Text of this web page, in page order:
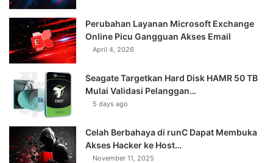
Perubahan Layanan Microsoft Exchange
Online Picu Gangguan Akses Email
April 4, 2026
Seagate Targetkan Hard Disk HAMR 50 TB
Mulai Validasi Pelanggan…
5 days ago
Celah Berbahaya di runC Dapat Membuka
Akses Hacker ke Host…
November 11, 2025